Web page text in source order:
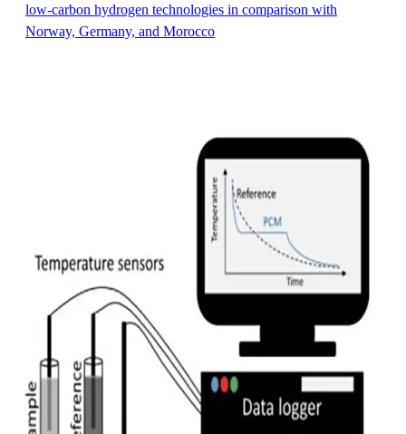
low-carbon hydrogen technologies in comparison with
Norway, Germany, and Morocco